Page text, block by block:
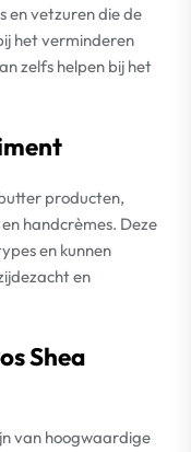
en vetzuren die de
het verminderen
zelfs helpen bij het
producten,
handcrèmes. Deze
en kunnen
en
Shea
van hoogwaardige